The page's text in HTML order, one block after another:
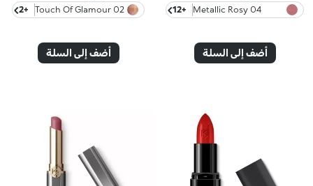
04 Metallic Rosy
Biscuit
+12
أضف إلى السلة
02 Touch Of Glamour
+2
أضف إلى السلة